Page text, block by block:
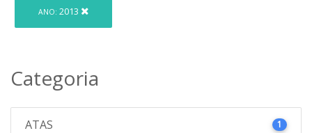
ANO: 2013
Categoria
ATAS 1